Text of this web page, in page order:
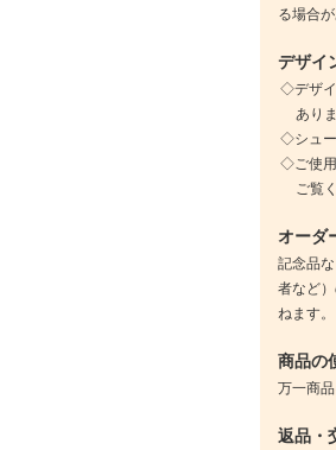
る場合
デザイ
◇デザイ
あり
◇シュー
◇ご使用
ご覧
オーダ
記念品
者など
ねます。
商品の
万一商
返品・